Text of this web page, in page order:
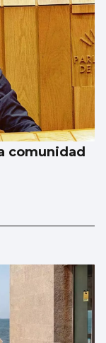
comunidad